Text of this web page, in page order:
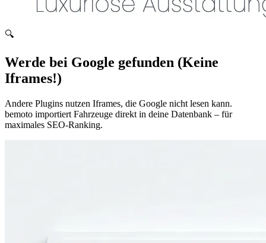
🔍
Werde bei Google gefunden (Keine
Iframes!)
Andere Plugins nutzen Iframes, die Google nicht lesen kann.
bemoto importiert Fahrzeuge direkt in deine Datenbank – für
maximales SEO-Ranking.